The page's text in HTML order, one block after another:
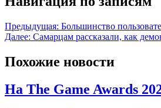
Предыдущая: Большинство
Далее: Самарцам рассказали, как
Похожие новости
На The Game Awards